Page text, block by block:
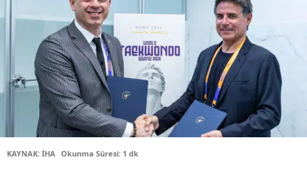
Bitlis
Bolu
Burdur
Bursa
Çanakkale
KAYNAK: İHA Okunma Süresi: 1 dk